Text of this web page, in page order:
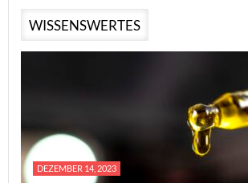
WISSENSWERTES
DEZEMBER 14, 2023